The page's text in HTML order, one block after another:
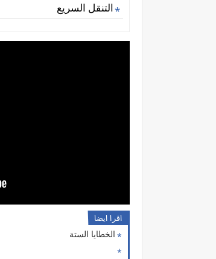
التنقل السريع
اقرا ايضا
الخطايا الستة